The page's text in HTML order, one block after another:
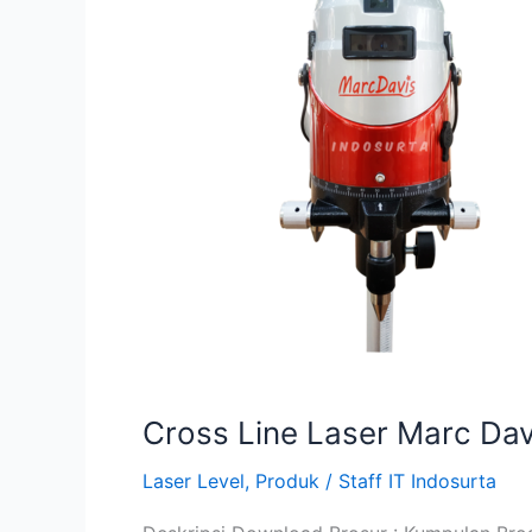
Cross Line Laser Marc
Laser Level, Produk / Staff IT Indosurta